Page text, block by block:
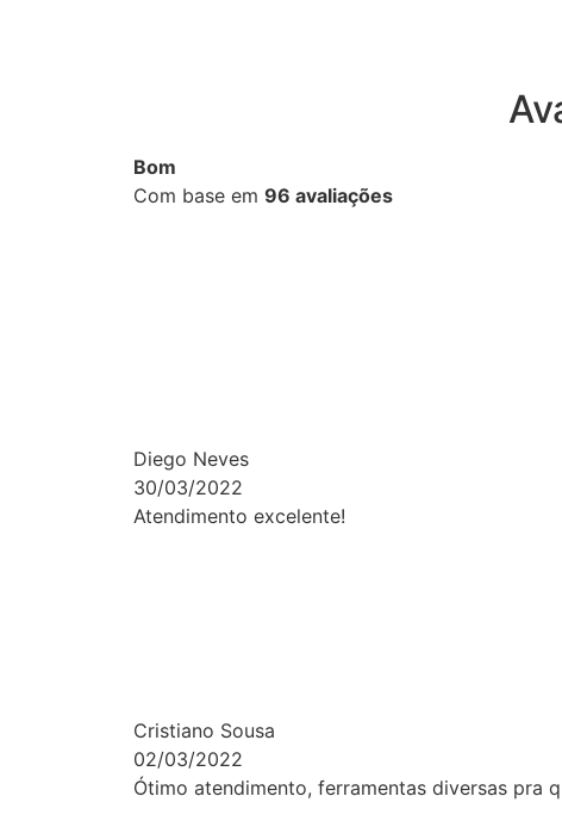
Bom
Com base em 96 avaliações
Diego Neves
30/03/2022
Atendimento excelente!
Cristiano Sousa
02/03/2022
Ótimo atendimento, ferramentas diversas pra